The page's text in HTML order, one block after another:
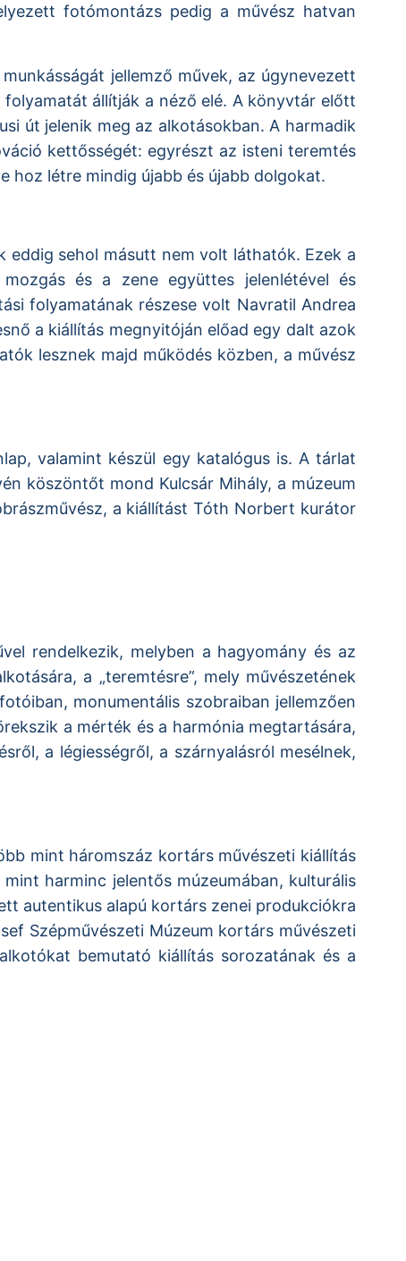
fotómontázs pedig a művész hatvan
jellemző művek, az úgynevezett
állítják a néző elé. A könyvtár előtt
út jelenik meg az alkotásokban. A harmadik
kettősségét: egyrészt az isteni teremtés
hoz létre mindig újabb és újabb dolgokat.
sehol másutt nem volt láthatók. Ezek a
és a zene együttes jelenlétével és
folyamatának részese volt Navratil Andrea
a kiállítás megnyitóján előad egy dalt azok
lesznek majd működés közben, a művész
valamint készül egy katalógus is. A tárlat
köszöntőt mond Kulcsár Mihály, a múzeum
a kiállítást Tóth Norbert kurátor
rendelkezik, melyben a hagyomány és az
a „teremtésre”, mely művészetének
monumentális szobraiban jellemzően
a mérték és a harmónia megtartására,
a légiességről, a szárnyalásról mesélnek,
mint háromszáz kortárs művészeti kiállítás
harminc jelentős múzeumában, kulturális
autentikus alapú kortárs zenei produkciókra
Szépművészeti Múzeum kortárs művészeti
bemutató kiállítás sorozatának és a